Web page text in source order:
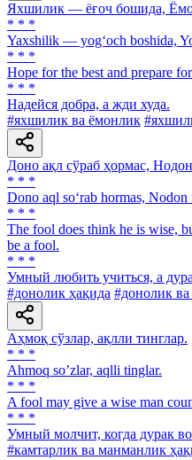
Яхшилик — ёғоч бошида,
* * *
Yaxshilik — yog‘och boshida,
* * *
Hope for the best and prepare
* * *
Надейся добра, а жди худа.
#яхшилик ва ёмонлик
Доно ақл сўраб ҳормас,
* * *
Dono aql so‘rab hormas,
* * *
The fool does think he is wise,
be a fool.
* * *
Умный любить учиться, а
#донолик ҳақида #донолик
Аҳмоқ сўзлар, ақлли тинглар.
* * *
Аhmoq soʼzlar, aqlli tinglar.
* * *
A fool may give a wise man
* * *
Умный молчит, когда дурак
#камтарлик ва манманлик